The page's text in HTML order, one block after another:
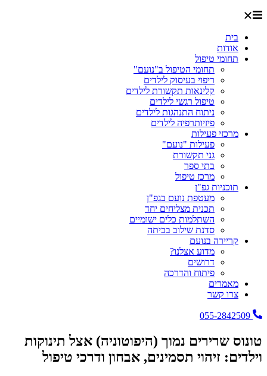
בית
אודות
תחומי טיפול
תחומי הטיפול ב"נועם"
ריפוי בעיסוק לילדים
קלינאות תקשורת לילדים
טיפול רגשי לילדים
ניתוח התנהגות לילדים
פיזיותרפיה לילדים
מרכזי פעילות
פעילות "נועם"
גני תקשורת
בתי ספר
מרכז טיפול
תוכניות גפ"ן
מעטפת נועם בגפ"ן
תכנית מצליחים יחד
השתלמות כלים ישומיים
סדנת שילוב בכיתה
קריירה בנועם
מדוע אצלנו?
דרושים
פיתוח והדרכה
מאמרים
צרו קשר
055-2842509
טונוס שרירים נמוך (היפוטוניה) אצל תינוקות
וילדים: זיהוי תסמינים, אבחון ודרכי טיפול